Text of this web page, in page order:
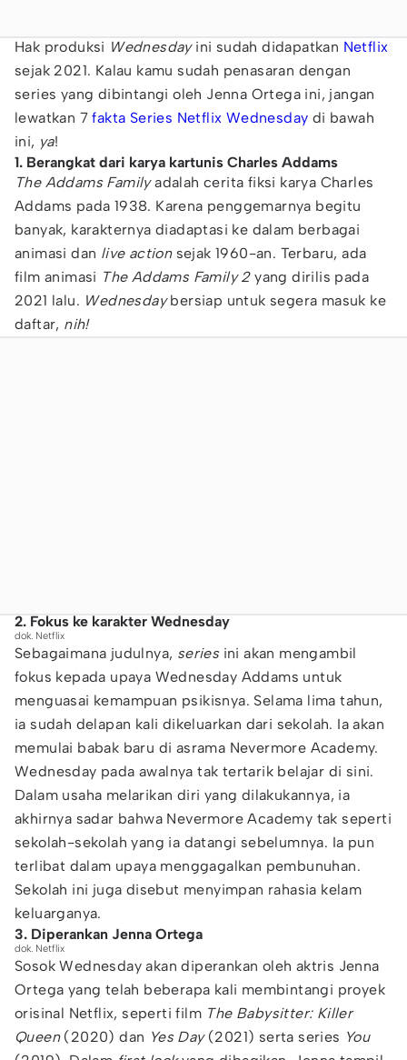
Hak produksi Wednesdayini sudah didapatkan Netflix
sejak 2021. Kalau kamu sudah penasaran dengan
series yang dibintangi oleh Jenna Ortega ini, jangan
lewatkan 7fakta Series Netflix Wednesday di bawah
ini, ya!
1. Berangkat dari karya kartunis Charles Addams
The Addams Familyadalah cerita fiksi karya Charles
Addams pada 1938. Karena penggemarnya begitu
banyak, karakternya diadaptasi ke dalam berbagai
animasi dan live actionsejak 1960-an. Terbaru, ada
film animasi The Addams Family 2yang dirilis pada
2021 lalu. Wednesdaybersiap untuk segera masuk ke
daftar, nih!
2. Fokus ke karakter Wednesday
dok. Netflix
Sebagaimana judulnya, seriesini akan mengambil
fokus kepada upaya Wednesday Addams untuk
menguasai kemampuan psikisnya. Selama lima tahun,
ia sudah delapan kali dikeluarkan dari sekolah. Ia akan
memulai babak baru di asrama Nevermore Academy.
Wednesday pada awalnya tak tertarik belajar di sini.
Dalam usaha melarikan diri yang dilakukannya, ia
akhirnya sadar bahwa Nevermore Academy tak seperti
sekolah-sekolah yang ia datangi sebelumnya. Ia pun
terlibat dalam upaya menggagalkan pembunuhan.
Sekolah ini juga disebut menyimpan rahasia kelam
keluarganya.
3. Diperankan Jenna Ortega
dok. Netflix
Sosok Wednesday akan diperankan oleh aktris Jenna
Ortega yang telah beberapa kali membintangi proyek
orisinal Netflix, seperti film The Babysitter: Killer
Queen(2020) dan Yes Day(2021) serta series You